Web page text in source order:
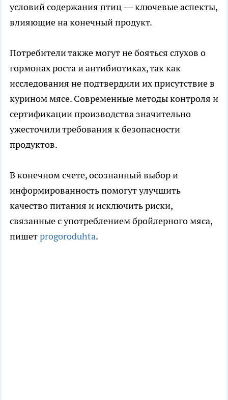
условий содержания птиц — ключевые аспекты,
влияющие на конечный продукт.
Потребители также могут не бояться слухов о
гормонах роста и антибиотиках, так как
исследования не подтвердили их присутствие в
курином мясе. Современные методы контроля и
сертификации производства значительно
ужесточили требования к безопасности
продуктов.
В конечном счете, осознанный выбор и
информированность помогут улучшить
качество питания и исключить риски,
связанные с употреблением бройлерного мяса,
пишетprogoroduhta.